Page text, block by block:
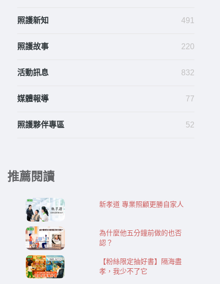
照護新知 491
照護故事 220
活動訊息 832
媒體報導 77
照護夥伴專區 52
推薦閱讀
新孝道 專業照顧更勝自家人
為什麼他五分鐘前做的也否
認？
【粉絲限定抽好書】隔海盡
孝，我少不了它